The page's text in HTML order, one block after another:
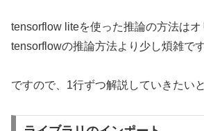
tensorflow liteを使った推論の方法は
tensorflowの推論方法より少し煩雑です
ですので、1行ずつ解説していきたい